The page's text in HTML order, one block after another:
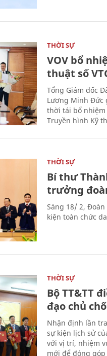
THỜI SỰ
VOV bổ
thuật số
Tổng Giám đốc
Lương Minh Đức
thời tái bổ nhiệm
Truyền hình Kỹ
THỜI SỰ
Bí thư
trưởng
Sáng 18/ 2,
kiện toàn chức
THỜI SỰ
Bộ TT&TT
đạo chủ
Nhận định lần
sự kiện lịch sử
với vị trí, nhiệm
mới để đóng